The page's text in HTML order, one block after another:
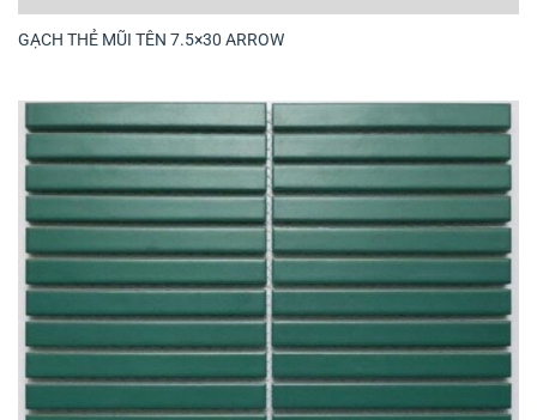
GẠCH THẺ MŨI TÊN 7.5×30 ARROW